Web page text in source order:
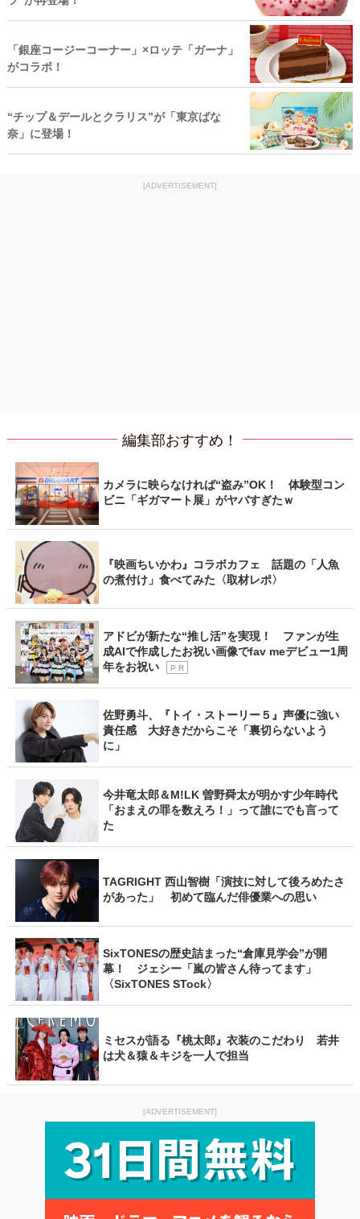
「銀座コージーコーナー」×ロッテ「ガーナ」
がコラボ！
“チップ＆デールとクラリス”が「東京ばな
奈」に登場！
[ADVERTISEMENT]
編集部おすすめ！
カメラに映らなければ“盗み”OK！ 体験型コン
ビニ「ギガマート展」がヤバすぎたｗ
『映画ちいかわ』コラボカフェ 話題の「人魚
の煮付け」食べてみた〈取材レポ〉
アドビが新たな“推し活”を実現！ ファンが生
成AIで作成したお祝い画像でfav meデビュー1周
年をお祝い
P R
佐野勇斗、『トイ・ストーリー５』声優に強い
責任感 大好きだからこそ「裏切らないよう
に」
今井竜太郎＆M!LK 曽野舜太が明かす少年時代
「おまえの罪を数えろ！」って誰にでも言って
た
TAGRIGHT 西山智樹「演技に対して後ろめたさ
があった」 初めて臨んだ俳優業への思い
SixTONESの歴史詰まった“倉庫見学会”が開
幕！ ジェシー「嵐の皆さん待ってます」
〈SixTONES STock〉
ミセスが語る『桃太郎』衣装のこだわり 若井
は犬＆猿＆キジを一人で担当
[ADVERTISEMENT]